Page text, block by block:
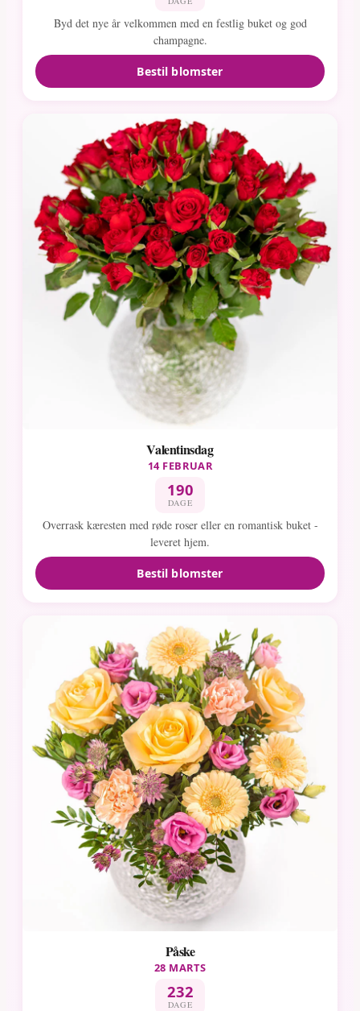
Byd det nye år velkommen med en festlig buket og god
champagne.
Bestil blomster
Valentinsdag
14 FEBRUAR
190
DAGE
Overrask kæresten med røde roser eller en romantisk buket -
leveret hjem.
Bestil blomster
Påske
28 MARTS
232
DAGE